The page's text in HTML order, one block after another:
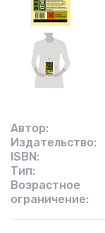
Автор:
Издательство:
ISBN:
Тип:
Возрастное
ограничение: